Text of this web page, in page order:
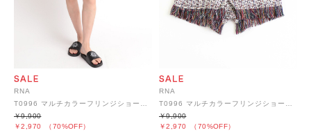
RNA
￥2,970 （70%OFF）
￥9,900
RNA
￥2,970 （70%OFF）
￥9,900